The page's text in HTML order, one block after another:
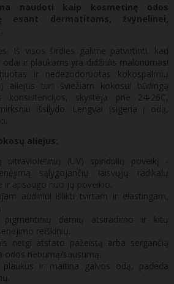
naudoti kaip kosmetinę odos
esant dermatitams, žvynelinei,
Iš visos širdies galime patvirtinti, kad
ir plaukams yra didžiulis malonumas!
ir nedezodoruotas kokospalmių
) aliejus turi šviežiam kokosui būdingą
skystėja prie 24-26C,
išsilydo. Lengvai įsigeria į odą,
aliejus:
ultravioletinių (UV) spindulių poveikį -
sąlygojančių laisvųjų radikalų
ir apsaugo nuo jų poveikio.
audiniui išlikti tvirtam ir elastingam,
pigmentinių dėmių atsiradimo ir kitų
reiškinių.
netgi atstato pažeistą arba sergančią
odos riebumą/sausumą.
plaukus ir maitina galvos odą, padeda